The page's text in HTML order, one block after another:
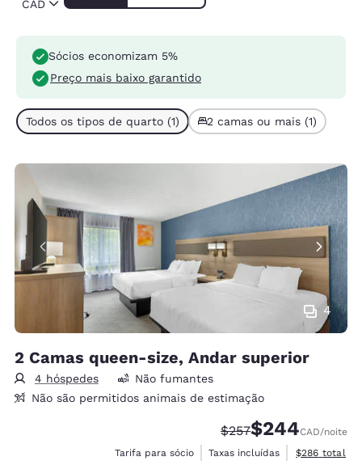
CAD
Sócios economizam 5%
Preço mais baixo garantido
Todos os tipos de quarto (1) 2 camas ou mais (1)
4
2 Camas queen-size, Andar superior
4 hóspedes
Não fumantes
Não são permitidos animais de estimação
Tarifa anterior
$257Tarifa com
$244CAD/noite
Tarifa para sócio
Taxas incluídas Exibir
$286 total